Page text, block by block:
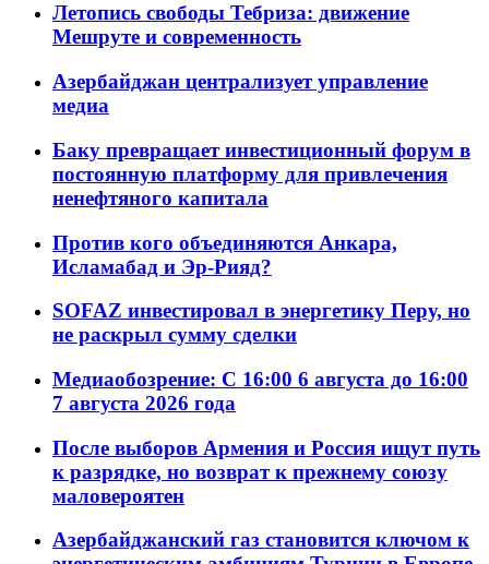
Летопись свободы Тебриза: движение
Мешруте и современность
Азербайджан централизует управление
медиа
Баку превращает инвестиционный форум в
постоянную платформу для привлечения
ненефтяного капитала
Против кого объединяются Анкара,
Исламабад и Эр-Рияд?
SOFAZ инвестировал в энергетику Перу, но
не раскрыл сумму сделки
Медиаобозрение: С 16:00 6 августа до 16:00
7 августа 2026 года
После выборов Армения и Россия ищут путь
к разрядке, но возврат к прежнему союзу
маловероятен
Азербайджанский газ становится ключом к